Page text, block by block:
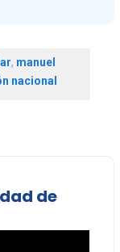
, manuel
nacional
de